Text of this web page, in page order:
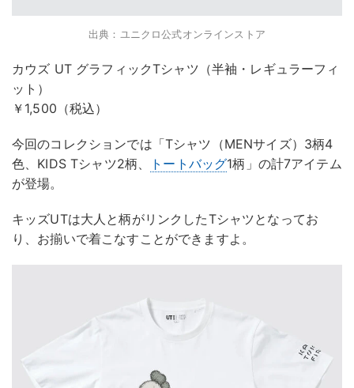
出典：ユニクロ公式オンラインストア
カウズ UT グラフィックTシャツ（半袖・レギュラーフィ
ット）
￥1,500（税込）
今回のコレクションでは「Tシャツ（MENサイズ）3柄4
色、KIDS Tシャツ2柄、
トートバッグ1柄」の計7アイテム
が登場。
キッズUTは大人と柄がリンクしたTシャツとなってお
り、お揃いで着こなすことができますよ。